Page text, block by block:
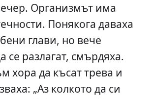
Организмът има
Понякога даваха
глави, но вече
се разлагат, смърдяха.
хора да късат трева и
„Аз колкото да си